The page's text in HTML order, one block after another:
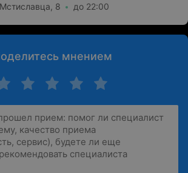
8 до 22:00
мнением